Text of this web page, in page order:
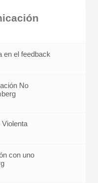
en el feedback
No
con uno